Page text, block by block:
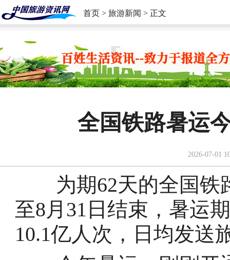
首页 > 旅游新闻 > 正文
全国铁路暑运
2026-07-01
为期62天的全国铁
至8月31日结束，暑运
10.1亿人次，日均发送